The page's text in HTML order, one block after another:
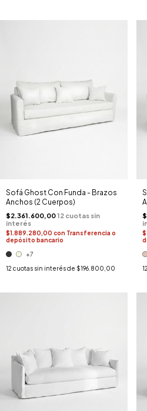
Sofá Ghost Con Funda - Brazos
Anchos (2 Cuerpos)
$2.361.600,00
$1.889.280,00 con Transferencia o
depósito bancario
+7
12 cuotas sin interés de $196.800,00
12